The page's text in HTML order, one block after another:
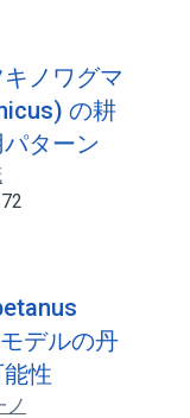
ノワグマ
の耕
ターン
デルの丹
性
ノ